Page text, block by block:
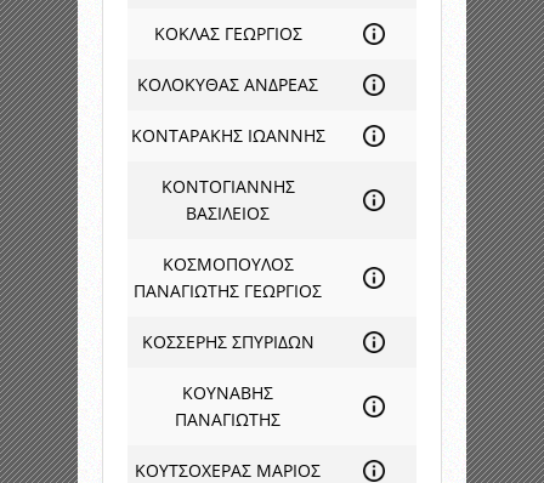
ΚΟΚΛΑΣ ΓΕΩΡΓΙΟΣ
ΚΟΛΟΚΥΘΑΣ ΑΝΔΡΕΑΣ
ΚΟΝΤΑΡΑΚΗΣ ΙΩΑΝΝΗΣ
ΚΟΝΤΟΓΙΑΝΝΗΣ
ΒΑΣΙΛΕΙΟΣ
ΚΟΣΜΟΠΟΥΛΟΣ
ΠΑΝΑΓΙΩΤΗΣ ΓΕΩΡΓΙΟΣ
ΚΟΣΣΕΡΗΣ ΣΠΥΡΙΔΩΝ
ΚΟΥΝΑΒΗΣ
ΠΑΝΑΓΙΩΤΗΣ
ΚΟΥΤΣΟΧΕΡΑΣ ΜΑΡΙΟΣ